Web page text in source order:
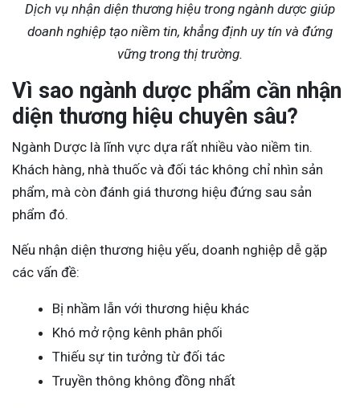
Dịch vụ nhận diện thương hiệu trong ngành dược giúp
doanh nghiệp tạo niềm tin, khẳng định uy tín và đứng
vững trong thị trường.
Vì sao ngành dược phẩm cần nhận
diện thương hiệu chuyên sâu?
Ngành Dược là lĩnh vực dựa rất nhiều vào niềm tin.
Khách hàng, nhà thuốc và đối tác không chỉ nhìn sản
phẩm, mà còn đánh giá thương hiệu đứng sau sản
phẩm đó.
Nếu nhận diện thương hiệu yếu, doanh nghiệp dễ gặp
các vấn đề:
Bị nhầm lẫn với thương hiệu khác
Khó mở rộng kênh phân phối
Thiếu sự tin tưởng từ đối tác
Truyền thông không đồng nhất